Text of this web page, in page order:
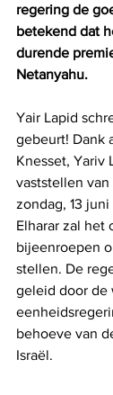
regering de
betekend dat
durende
Netanyahu.
Yair Lapid
gebeurt! Dank
Knesset, Yariv
vaststellen
zondag, 13
Elharar zal het
bijeenroepen
stellen. De
geleid door de
behoeve van
Israël.